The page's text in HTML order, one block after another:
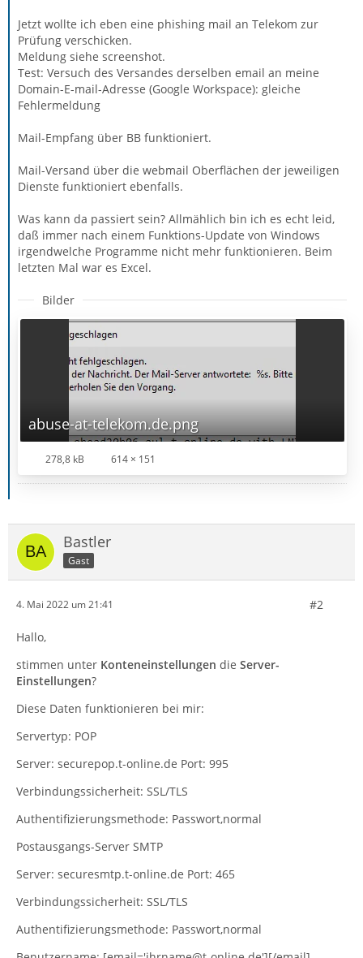
Jetzt wollte ich eben eine phishing mail an Telekom zur
Prüfung verschicken.
Meldung siehe screenshot.
Test: Versuch des Versandes derselben email an meine
Domain-E-mail-Adresse (Google Workspace): gleiche
Fehlermeldung
Mail-Empfang über BB funktioniert.
Mail-Versand über die webmail Oberflächen der jeweiligen
Dienste funktioniert ebenfalls.
Was kann da passiert sein? Allmählich bin ich es echt leid,
daß immer nach einem Funktions-Update von Windows
irgendwelche Programme nicht mehr funktionieren. Beim
letzten Mal war es Excel.
Bilder
abuse-at-telekom.de.png
278,8 kB 614 × 151
Bastler
Gast
4. Mai 2022 um 21:41 #2
Hallo,
stimmen unter Konteneinstellungen die Server-
Einstellungen?
Diese Daten funktionieren bei mir:
Servertyp: POP
Server: securepop.t-online.de Port: 995
Verbindungssicherheit: SSL/TLS
Authentifizierungsmethode: Passwort,normal
Postausgangs-Server SMTP
Server: securesmtp.t-online.de Port: 465
Verbindungssicherheit: SSL/TLS
Authentifizierungsmethode: Passwort,normal